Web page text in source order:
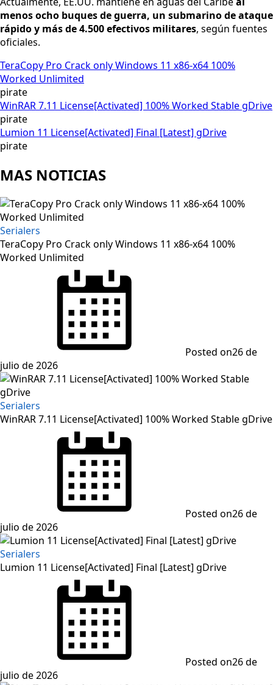
menos ocho buques de guerra, un submarino de ataque
rápido y más de 4.500 efectivos militares, según fuentes
oficiales.
TeraCopy Pro Crack only Windows 11 x86-x64 100%
Worked Unlimited
pirate
WinRAR 7.11 License[Activated] 100% Worked Stable gDrive
pirate
Lumion 11 License[Activated] Final [Latest] gDrive
pirate
MAS NOTICIAS
Serialers
TeraCopy Pro Crack only Windows 11 x86-x64 100%
Worked Unlimited
Posted on26 de
julio de 2026
Serialers
WinRAR 7.11 License[Activated] 100% Worked Stable gDrive
Posted on26 de
julio de 2026
Serialers
Lumion 11 License[Activated] Final [Latest] gDrive
Posted on26 de
julio de 2026